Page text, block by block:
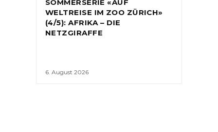
SOMMERSERIE «AUF
WELTREISE IM ZOO ZÜRICH»
(4/5): AFRIKA – DIE
NETZGIRAFFE
6. August 2026